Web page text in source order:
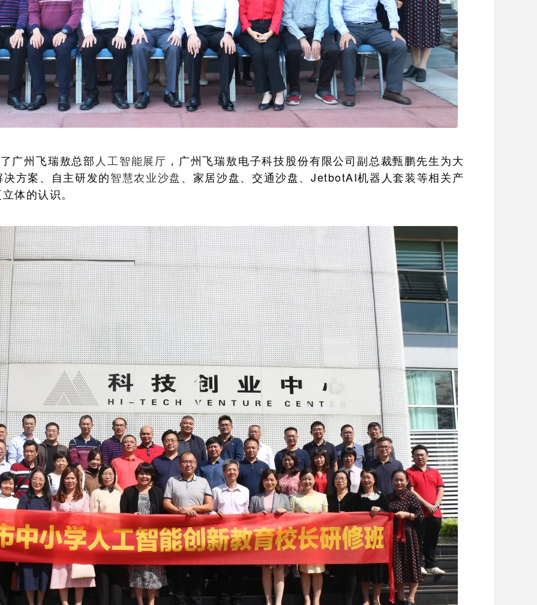
广州飞瑞敖总部 人工智能展厅 ，广州飞瑞敖电子科技股份有限公司副总裁甄鹏先生为大
方案、自主研发的智慧农业沙盘、家居沙盘、交通沙盘、JetbotAI机器人套装等相关产
体的认识。